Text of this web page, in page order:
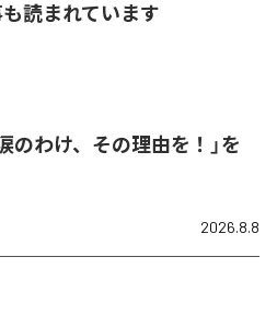
読まれています
のわけ、その理由を！」を
2026.8.8